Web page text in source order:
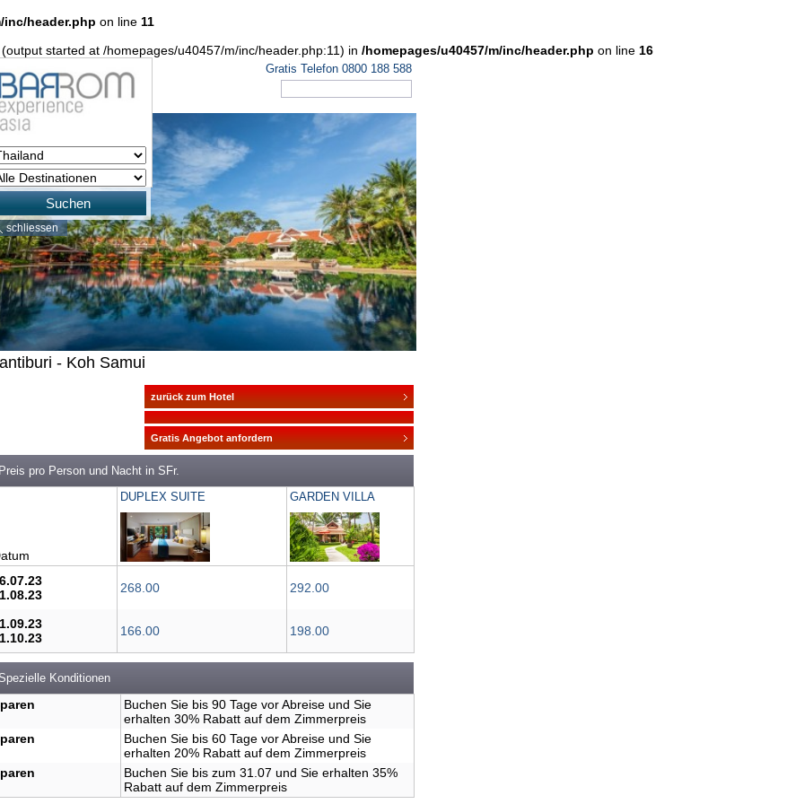
inc/header.php on line 11
started at /homepages/u40457/m/inc/header.php:11) in /homepages/u40457/m/inc/header.php on line 16
Gratis Telefon 0800 188 588
Suchen
schliessen
- Koh Samui
zurück zum Hotel
Gratis Angebot anfordern
Preis pro Person und Nacht in SFr.
DUPLEX SUITE GARDEN VILLA
268.00 292.00
166.00 198.00
Konditionen
Buchen Sie bis 90 Tage vor Abreise und Sie
erhalten 30% Rabatt auf dem Zimmerpreis
Buchen Sie bis 60 Tage vor Abreise und Sie
erhalten 20% Rabatt auf dem Zimmerpreis
Buchen Sie bis zum 31.07 und Sie erhalten 35%
Rabatt auf dem Zimmerpreis